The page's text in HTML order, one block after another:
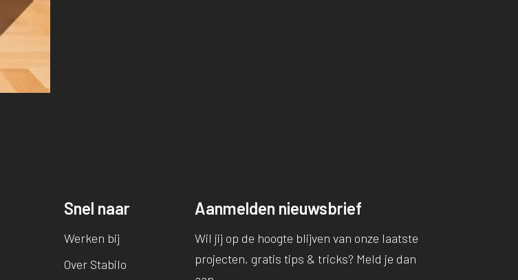
Snel naar
Werken bij
Over Stabilo
Aanmelden nieuwsbrief
Wil jij op de hoogte blijven van onze laatste
projecten, gratis tips & tricks? Meld je dan